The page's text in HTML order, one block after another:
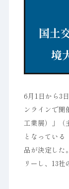
国土
境
6月1日から3
ンラインで
工業展）」（
となってい
品が決定した
リーし、13社